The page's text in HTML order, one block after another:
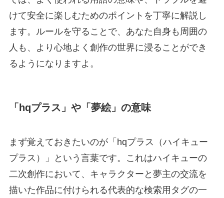
けて安全に楽しむためのポイントを丁寧に解説し
ます。ルールを守ることで、あなた自身も周囲の
人も、より心地よく創作の世界に浸ることができ
るようになりますよ。
「hqプラス」や「夢絵」の意味
まず覚えておきたいのが「hqプラス（ハイキュー
プラス）」という言葉です。これはハイキューの
二次創作において、キャラクターと夢主の交流を
描いた作品に付けられる代表的な検索用タグの一